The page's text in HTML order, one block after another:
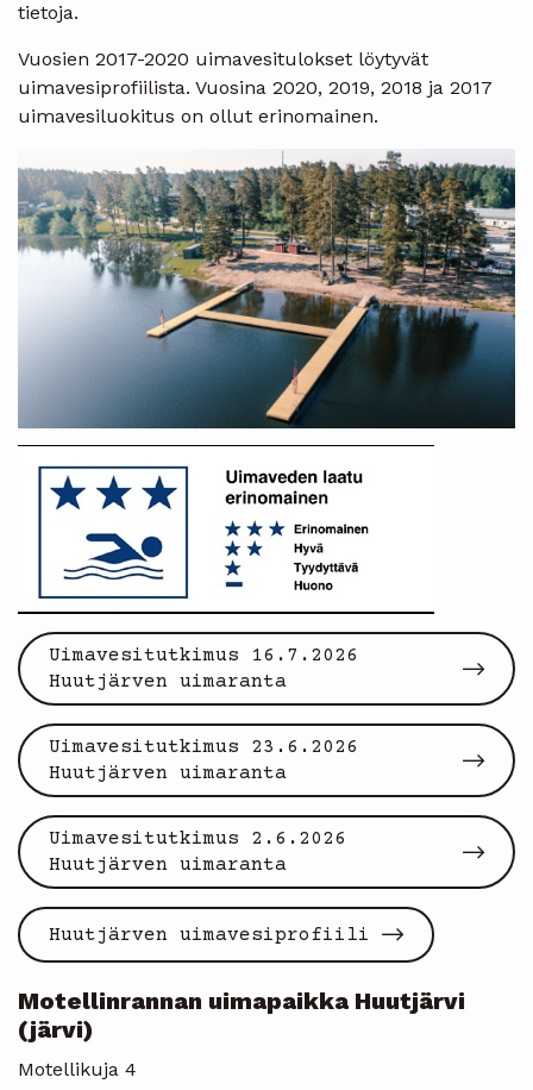
tietoja.
Vuosien 2017-2020 uimavesitulokset löytyvät
uimavesiprofiilista. Vuosina 2020, 2019, 2018 ja 2017
uimavesiluokitus on ollut erinomainen.
Uimavesitutkimus 16.7.2026
Huutjärven uimaranta
Uimavesitutkimus 23.6.2026
Huutjärven uimaranta
Uimavesitutkimus 2.6.2026
Huutjärven uimaranta
Huutjärven uimavesiprofiili
Motellinrannan uimapaikkaHuutjärvi
(järvi)
Motellikuja 4